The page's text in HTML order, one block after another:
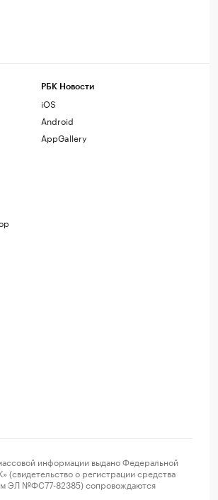
РБК Новости
iOS
Android
AppGallery
информации выдано Федеральной
о регистрации средства
ЭЛ №ФС77-82385) сопровождаются